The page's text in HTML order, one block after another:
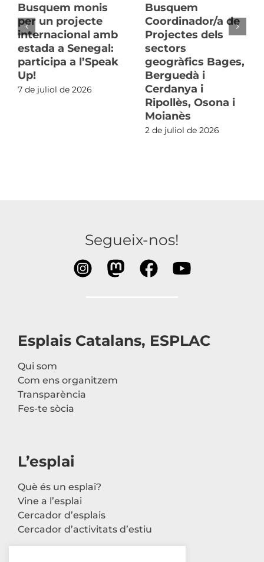
Busquem monis
per un projecte
internacional amb
estada a Senegal:
participa a l’Speak
Up!
7 de juliol de 2026
Busquem
Coordinador/a de
Projectes dels
sectors
geogràfics Bages,
Berguedà i
Cerdanya i
Ripollès, Osona i
Moianès
2 de juliol de 2026
Segueix-nos!
Esplais Catalans, ESPLAC
Qui som
Com ens organitzem
Transparència
Fes-te sòcia
L’esplai
Què és un esplai?
Vine a l’esplai
Cercador d’esplais
Cercador d’activitats d’estiu